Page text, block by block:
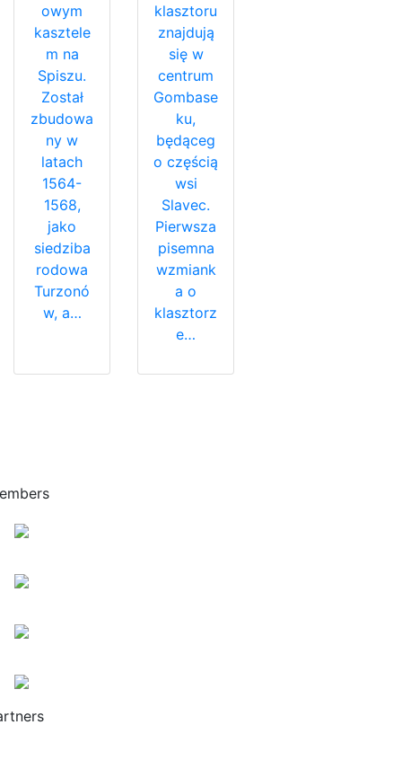
owym
kasztele
m na
Spiszu.
Został
zbudowa
ny w
latach
1564-
1568,
jako
siedziba
rodowa
Turzonó
w, a…
klasztoru
znajdują
się w
centrum
Gombase
ku,
będąceg
o częścią
wsi
Slavec.
Pierwsza
pisemna
wzmiank
a o
klasztorz
e…